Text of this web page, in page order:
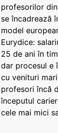
profesorilor
se încadrează
model
Eurydice:
25 de ani în
dar procesul e
cu venituri
profesori încă
începutul
cele mai mici